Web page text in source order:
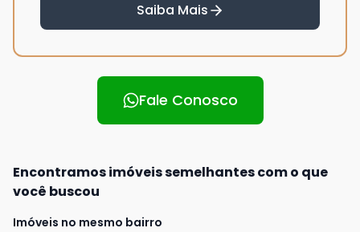
Saiba Mais
Fale Conosco
Encontramos imóveis semelhantes com o que
você buscou
Imóveis no mesmo bairro